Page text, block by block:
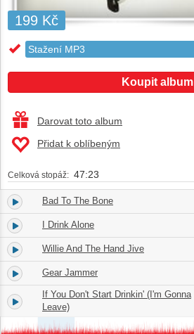
199 Kč
Stažení MP3
Koupit album
Darovat toto album
Přidat k oblíbeným
Celková stopáž: 47:23
1. Bad To The Bone
2. I Drink Alone
3. Willie And The Hand Jive
4. Gear Jammer
5.
If You Don't Start Drinkin' (I'm Gonna
Leave)